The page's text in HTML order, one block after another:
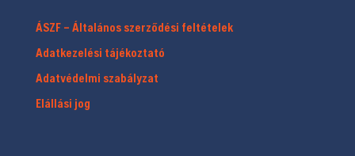
ÁSZF – Általános szerződési feltételek
Adatkezelési tájékoztató
Adatvédelmi szabályzat
Elállási jog